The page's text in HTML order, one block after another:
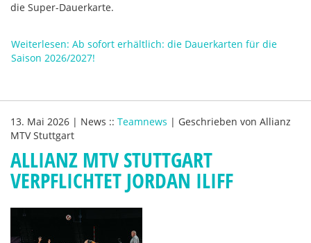
die Super-Dauerkarte.
Weiterlesen: Ab sofort erhältlich: die Dauerkarten für die
Saison 2026/2027!
13. Mai 2026 | News :: Teamnews | Geschrieben von Allianz
MTV Stuttgart
ALLIANZ MTV STUTTGART
VERPFLICHTET JORDAN ILIFF